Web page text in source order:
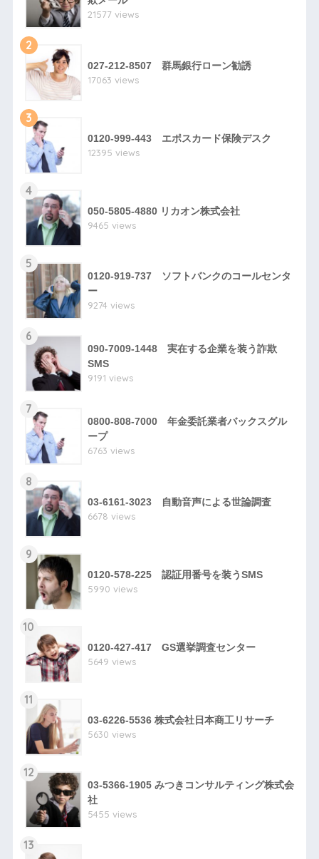
21577 views
2
027-212-8507 群馬銀行ローン勧誘
17063 views
3
0120-999-443 エポスカード保険デスク
12395 views
4
050-5805-4880 リカオン株式会社
9465 views
5
0120-919-737 ソフトバンクのコールセンタ
ー
9274 views
6
090-7009-1448 実在する企業を装う詐欺
SMS
9191 views
7
0800-808-7000 年金委託業者バックスグル
ープ
6763 views
8
03-6161-3023 自動音声による世論調査
6678 views
9
0120-578-225 認証用番号を装うSMS
5990 views
10
0120-427-417 GS選挙調査センター
5649 views
11
03-6226-5536 株式会社日本商工リサーチ
5630 views
12
03-5366-1905 みつきコンサルティング株式会
社
5455 views
13